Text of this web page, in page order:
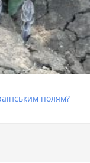
полям?